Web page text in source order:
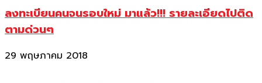
ลงทะเบียนคนจนรอบใหม่ มาแล้ว!!! รายละเอียดไปติด
ตามด่วนๆ
29 พฤษภาคม 2018